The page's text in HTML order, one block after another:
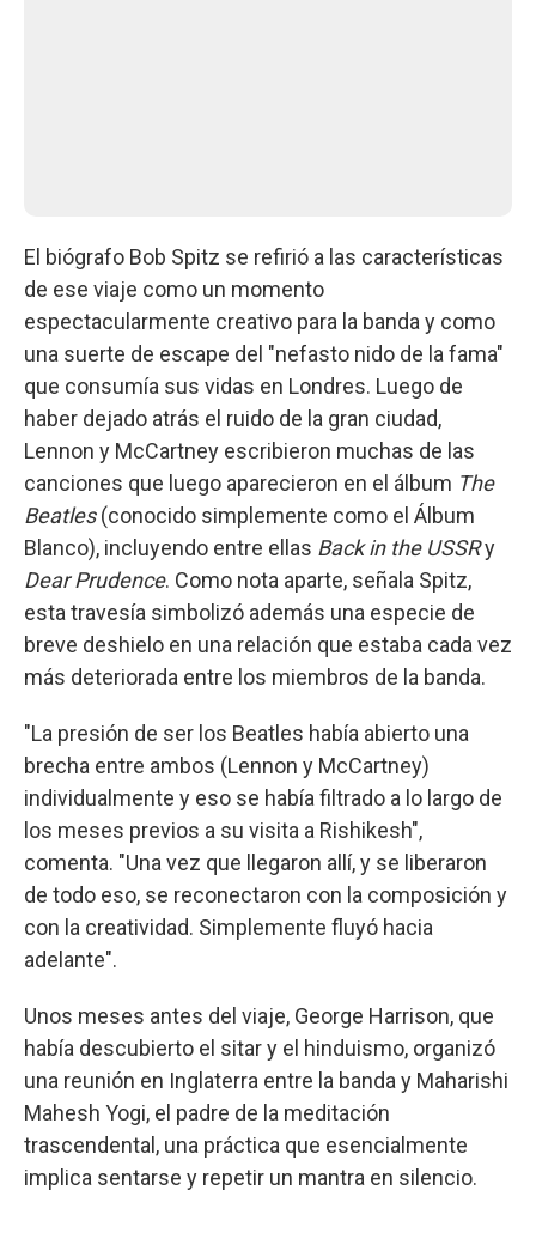
El biógrafo Bob Spitz se refirió a las características
de ese viaje como un momento
espectacularmente creativo para la banda y como
una suerte de escape del "nefasto nido de la fama"
que consumía sus vidas en Londres. Luego de
haber dejado atrás el ruido de la gran ciudad,
Lennon y McCartney escribieron muchas de las
canciones que luego aparecieron en el álbum The
Beatles(conocido simplemente como el Álbum
Blanco), incluyendo entre ellas Back in the USSRy
Dear Prudence. Como nota aparte, señala Spitz,
esta travesía simbolizó además una especie de
breve deshielo en una relación que estaba cada vez
más deteriorada entre los miembros de la banda.
"La presión de ser los Beatles había abierto una
brecha entre ambos (Lennon y McCartney)
individualmente y eso se había filtrado a lo largo de
los meses previos a su visita a Rishikesh",
comenta. "Una vez que llegaron allí, y se liberaron
de todo eso, se reconectaron con la composición y
con la creatividad. Simplemente fluyó hacia
adelante".
Unos meses antes del viaje, George Harrison, que
había descubierto el sitar y el hinduismo, organizó
una reunión en Inglaterra entre la banda y Maharishi
Mahesh Yogi, el padre de la meditación
trascendental, una práctica que esencialmente
implica sentarse y repetir un mantra en silencio.